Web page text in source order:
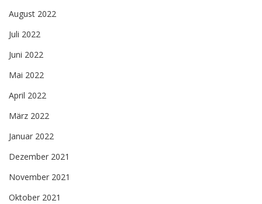
August 2022
Juli 2022
Juni 2022
Mai 2022
April 2022
März 2022
Januar 2022
Dezember 2021
November 2021
Oktober 2021